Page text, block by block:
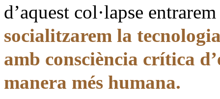
d’aquest col·lapse
socialitzarem la
amb consciència crítica
manera més humana.